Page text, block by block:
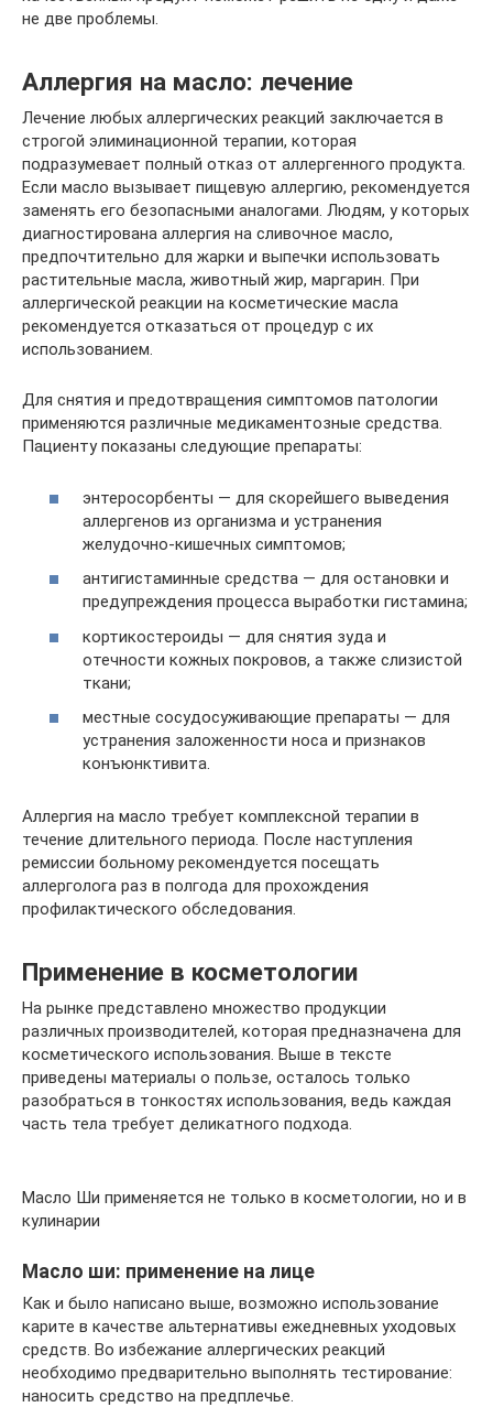
не две проблемы.
Аллергия на масло: лечение
Лечение любых аллергических реакций заключается в
строгой элиминационной терапии, которая
подразумевает полный отказ от аллергенного продукта.
Если масло вызывает пищевую аллергию, рекомендуется
заменять его безопасными аналогами. Людям, у которых
диагностирована аллергия на сливочное масло,
предпочтительно для жарки и выпечки использовать
растительные масла, животный жир, маргарин. При
аллергической реакции на косметические масла
рекомендуется отказаться от процедур с их
использованием.
Для снятия и предотвращения симптомов патологии
применяются различные медикаментозные средства.
Пациенту показаны следующие препараты:
энтеросорбенты — для скорейшего выведения
аллергенов из организма и устранения
желудочно-кишечных симптомов;
антигистаминные средства — для остановки и
предупреждения процесса выработки гистамина;
кортикостероиды — для снятия зуда и
отечности кожных покровов, а также слизистой
ткани;
местные сосудосуживающие препараты — для
устранения заложенности носа и признаков
конъюнктивита.
Аллергия на масло требует комплексной терапии в
течение длительного периода. После наступления
ремиссии больному рекомендуется посещать
аллерголога раз в полгода для прохождения
профилактического обследования.
Применение в косметологии
На рынке представлено множество продукции
различных производителей, которая предназначена для
косметического использования. Выше в тексте
приведены материалы о пользе, осталось только
разобраться в тонкостях использования, ведь каждая
часть тела требует деликатного подхода.
Масло Ши применяется не только в косметологии, но и в
кулинарии
Масло ши: применение на лице
Как и было написано выше, возможно использование
карите в качестве альтернативы ежедневных уходовых
средств. Во избежание аллергических реакций
необходимо предварительно выполнять тестирование:
наносить средство на предплечье.